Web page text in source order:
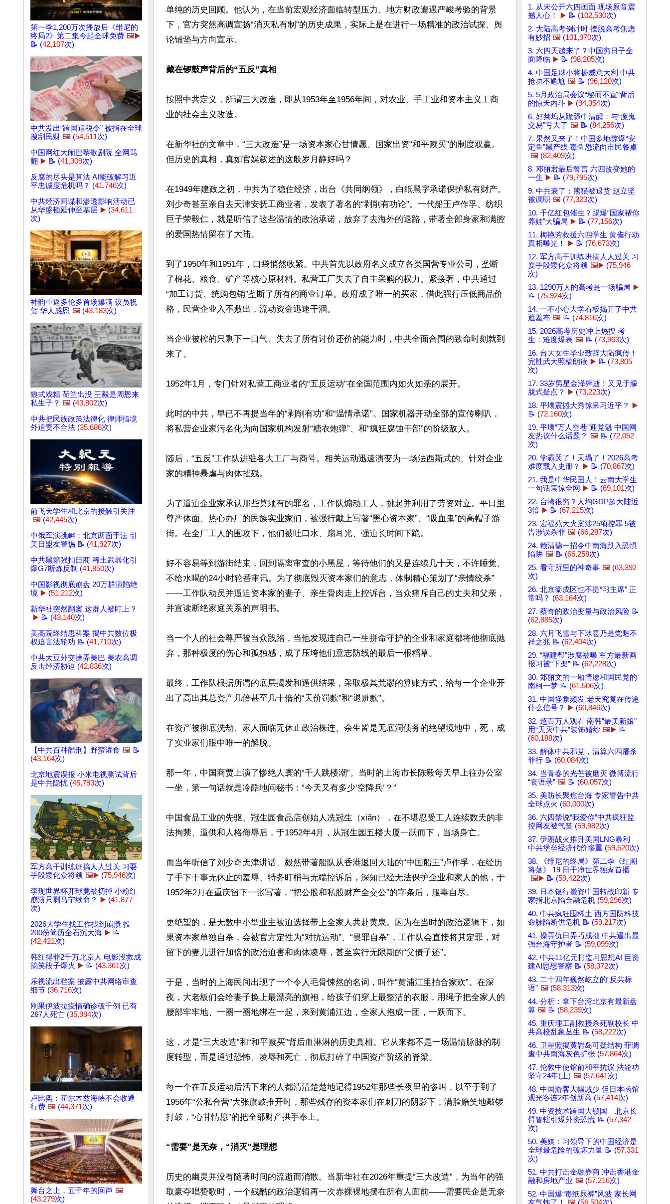
第一季1,200万次播放后《维尼的
终局2》第二集今起全球免费 🖼️▶️
📝 (42,107次)
中共发出“跨国追税令” 被指在全球
搜刮民财 🖼️ (54,511次)
中国网红大闹巴黎歌剧院 全网骂
翻 ▶️ 📝 (41,309次)
反腐的尽头是算法 AI能破解习近
平忠诚度危机吗？ (41,746次)
中共经济间谍和渗透影响活动已
从华盛顿延伸至基层 ▶️ (34,611
次)
神韵重返多伦多首场爆满 议员祝
贺 华人感恩 🖼️ (43,183次)
狼式戏精 荷兰出没 王毅是周恩来
私生子？ 🖼️ (43,802次)
中共把民族政策法律化 律师指境
外追责不合法 (35,686次)
前飞天学生和北京的接触引关注
🖼️ (42,445次)
中俄军演挑衅：北京两面手法 引
美日盟友警惕 📝 (41,927次)
中共黑箱强扣日商 稀土武器化引
爆G7断炼反制 (41,850次)
中国影视彻底崩盘 20万群演陷绝
境 ▶️ (51,212次)
新华社突然翻案 这群人被盯上？
▶️ 📝 (43,140次)
美高院终结思科案 揭中共数位极
权迫害法轮功 📝 (41,710次)
中共大豆外交操弄美巴 美农高调
反击经济胁迫 (42,836次)
【中共百种酷刑】野蛮灌食 🖼️ 📝
(43,164次)
北京地震误报 小米电视测试背后
是中共隐忧 (45,793次)
军方高干训练班搞人人过关 习耍
手段矮化众将领 🖼️▶️ (75,946次)
李现世界杯开球竟被切掉 小粉红
崩溃只剩马宁续命？
▶️ (41,877
次)
2026大学生找工作找到崩溃 投
200份简历全石沉大海 ▶️ 📝
(42,421次)
韩红得罪2千万北京人 电影没救成
搞笑段子爆火 ▶️ 📝 (43,361次)
乐视流出档案 披露中共网络审查
细节 (36,716次)
刚果伊波拉疫情确诊破千例 已有
267人死亡 (35,994次)
卢比奥：霍尔木兹海峡不会收通
行费 🖼️ (44,371次)
舞台之上，五千年的回声 🖼️
(43,279次)
单纯的历史回顾。他认为，在当前宏观经济面临转型压力、地方财政遭遇严峻考验的背景
下，官方突然高调宣扬“消灭私有制”的历史成果，实际上是在进行一场精准的政治试探、舆
论铺垫与方向宣示。
藏在锣鼓声背后的“五反”真相
按照中共定义，所谓三大改造，即从1953年至1956年间，对农业、手工业和资本主义工商
业的社会主义改造。
在新华社的文章中，“三大改造”是一场资本家心甘情愿、国家出资“和平赎买”的制度双赢。
但历史的真相，真如官媒叙述的这般岁月静好吗？
在1949年建政之初，中共为了稳住经济，出台《共同纲领》，白纸黑字承诺保护私有财产。
刘少奇甚至亲自去天津安抚工商业者，发表了著名的“剥削有功论”。一代船王卢作孚、纺织
巨子荣毅仁，就是听信了这些温情的政治承诺，放弃了去海外的退路，带著全部身家和满腔
的爱国热情留在了大陆。
到了1950年和1951年，口袋悄然收紧。中共首先以政府名义成立各类国营专业公司，垄断
了棉花、粮食、矿产等核心原材料。私营工厂失去了自主采购的权力。紧接著，中共通过
“加工订货、统购包销”垄断了所有的商业订单。政府成了唯一的买家，借此强行压低商品价
格，民营企业入不敷出，流动资金迅速干涸。
当企业被榨的只剩下一口气、失去了所有讨价还价的能力时，中共全面合围的致命时刻就到
来了。
1952年1月，专门针对私营工商业者的“五反运动”在全国范围内如火如荼的展开。
此时的中共，早已不再提当年的“剥削有功”和“温情承诺”。国家机器开动全部的宣传喇叭，
将私营企业家污名化为向国家机构发射“糖衣炮弹”、和“疯狂腐蚀干部”的阶级敌人。
随后，“五反”工作队进驻各大工厂与商号。相关运动迅速演变为一场法西斯式的、针对企业
家的精神暴虐与肉体摧残。
为了逼迫企业家承认那些莫须有的罪名，工作队煽动工人，挑起并利用了劳资对立。平日里
尊严体面、热心办厂的民族实业家们，被强行戴上写著“黑心资本家”、“吸血鬼”的高帽子游
街。在全厂工人的围攻下，他们被吐口水、扇耳光、强迫长时间下跪。
好不容易等到游街结束，回到隔离审查的小黑屋，等待他们的又是连续几十天，不许睡觉、
不给水喝的24小时轮番审讯。为了彻底毁灭资本家们的意志，体制精心策划了“亲情绞杀”
——工作队动员并逼迫资本家的妻子、亲生骨肉走上控诉台，当众痛斥自己的丈夫和父亲，
并宣读断绝家庭关系的声明书。
当一个人的社会尊严被当众践踏，当他发现连自己一生拼命守护的企业和家庭都将他彻底抛
弃，那种极度的伤心和孤独感，成了压垮他们意志防线的最后一根稻草。
最终，工作队根据所谓的底层揭发和逼供结果，采取极其荒谬的算账方式，给每一个企业开
出了高出其总资产几倍甚至几十倍的“天价罚款”和“退赃款”。
在资产被彻底洗劫、家人面临无休止政治株连、余生皆是无底洞债务的绝望境地中，死，成
了实业家们眼中唯一的解脱。
那一年，中国商贾上演了惨绝人寰的“千人跳楼潮”。当时的上海市长陈毅每天早上往办公室
一坐，第一句话就是冷酷地问秘书：“今天又有多少‘空降兵’？”
中国食品工业的先驱、冠生园食品店创始人冼冠生（xiǎn），在不堪忍受工人连续数天的非
法拘禁、逼供和人格侮辱后，于1952年4月，从冠生园五楼大厦一跃而下，当场身亡。
而当年听信了刘少奇天津讲话、毅然带著船队从香港返回大陆的“中国船王”卢作孚，在经历
了手下干事无休止的羞辱、特务盯梢与无端控诉后，深知已经无法保护企业和家人的他，于
1952年2月在重庆留下一张写著，“把公股和私股财产全交公”的字条后，服毒自尽。
更绝望的，是无数中小型业主被迫选择带上全家人共赴黄泉。因为在当时的政治逻辑下，如
果资本家单独自杀，会被官方定性为“对抗运动”、“畏罪自杀”，工作队会直接将其定罪，对
留下的妻儿进行加倍的政治迫害和肉体凌辱，甚至实行无限期的“父债子还”。
于是，当时的上海民间出现了一个令人毛骨悚然的名词，叫作“黄浦江里拍合家欢”。在深
夜，大老板们会给妻子换上最漂亮的旗袍，给孩子们穿上最整洁的衣服，用绳子把全家人的
腰部牢牢地、一圈一圈地绑在一起，来到黄浦江边，全家人抱成一团，一跃而下。
这，才是“三大改造”和“和平赎买”背后血淋淋的历史真相。它从来都不是一场温情脉脉的制
度转型，而是通过恐怖、凌辱和死亡，彻底打碎了中国资产阶级的脊梁。
每一个在五反运动后活下来的人都清清楚楚地记得1952年那些长夜里的惨叫，以至于到了
1956年“公私合营”大张旗鼓推开时，那些残存的资本家们在刺刀的阴影下，满脸赔笑地敲锣
打鼓，“心甘情愿”的把全部财产拱手奉上。
“需要”是无奈，“消灭”是理想
历史的幽灵并没有随著时间的流逝而消散。当新华社在2026年重提“三大改造”，为当年的强
取豪夺唱赞歌时，一个残酷的政治逻辑再一次赤裸裸地摆在所有人面前——需要民企是无奈
1. 从未公开六四画面 现场原音震
撼人心！
▶️ 📝 (102,530次)
2. 大陆高考倒计时 摆脱高考焦虑
有妙招 🖼️ (101,970次)
3. 六四天谴来了？中国穷日子全
面降临 ▶️ 📝 (98,205次)
4. 中国足球小将扬威意大利 中共
抢功不尴尬 🖼️ 📝 (96,120次)
5. 5月政治局会议“秘而不宣”背后
的惊天内斗 ▶️ (94,354次)
6. 好莱坞从跪舔中清醒：与“魔鬼
交易”亏大了 🖼️ 📝 (84,256次)
7. 果然又来了！中国多地惊爆“安
定鱼”黑产线 毒鱼恐流向市民餐桌
🖼️ (82,409次)
8. 邓丽君最后誓言 六四改变她的
一生 ▶️ 📝 (79,795次)
9. 中共衰了：熊猫被退货 赵立坚
被调职 🖼️ (77,323次)
10. 千亿红包催生？踢爆“国家帮你
养娃”大骗局 ▶️ 📝 (77,156次)
11. 梅艳芳救援六四学生 黄雀行动
真相曝光！
▶️ 📝 (76,673次)
12. 军方高干训练班搞人人过关 习
耍手段矮化众将领 🖼️▶️ (75,946
次)
13. 1290万人的高考是一场骗局 ▶️
📝 (75,924次)
14. 一不小心大学看板揭开了中共
遮羞布 🖼️ 📝 (74,816次)
15. 2026高考历史冲上热搜 考
生：难度爆表 🖼️ 📝 (73,963次)
16. 台大女生毕业致辞大陆疯传！
完胜武大照稿朗读 ▶️ 📝 (73,805
次)
17. 33岁男星金泽猝逝！又见于朦
胧式疑点？
▶️ (73,223次)
18. 平壤震撼大秀惊呆习近平？
▶️
📝 (72,160次)
19. 平壤“万人空巷”迎党魁 中国网
友热议什么话题？ 🖼️ 📝 (72,052
次)
20. 学霸哭了！天塌了！2026高考
难度载入史册？
▶️ 📝 (70,867次)
21. 我是中华民国人！云南大学生
一句话震惊全网 ▶️ 📝 (69,101次)
22. 台湾很穷？人均GDP超大陆近
3倍 ▶️ 📝 (67,215次)
23. 宏福苑大火案涉25项控罪 5被
告涉误杀罪 🖼️ (66,287次)
24. 赖清德一招令中南海跌入恐惧
陷阱 🖼️ 📝 (66,258次)
25. 看守所里的神奇事 🖼️ (63,392
次)
26. 北京衞戍区也不提“习主席” 正
常吗？ (63,164次)
27. 蔡奇的政治变量与政治风险 📝
(62,885次)
28. 六月飞雪与下冰雹乃是党魁不
祥之兆 📝 (62,404次)
29. “福建帮”涉腐被曝 军方最新画
报习被“下架” 📝 (62,228次)
30. 郑丽文的一厢情愿和国民党的
南柯一梦 📝 (61,506次)
31. 中国怪象频发 老天究竟在传递
什么信号？
▶️ (60,846次)
32. 超百万人观看 南韩“最美新娘”
用“天灭中共”装饰婚纱 🖼️▶️ 📝
(60,188次)
33. 解体中共邪党，清算六四屠杀
罪行 📝 (60,084次)
34. 当青春的光芒被磨灭 微博流行
“丧语录” 🖼️ 📝 (60,057次)
35. 美防长聚焦台海 专家警告中共
全球点火 (60,000次)
36. 六四禁说“我爱你”中共疯狂监
控网友被气笑 (59,982次)
37. 伊朗战火推升美国LNG暴利
中共堡垒经济代价惨重 (59,520次)
38. 《维尼的终局》第二季《红潮
将落》 19 日干净世界独家首播
🖼️▶️ 📝 (59,422次)
39. 日本银行撤资中国转战印新 专
家指北京陷金融危机 (59,296次)
40. 中共疯狂囤稀土 西方国防科技
命脉陷断供危机 📝 (59,217次)
41. 操弄仇日弄巧成拙 中共逼出最
强台海守护者 📝 (59,099次)
42. 中共11亿元打造习思想AI 巨资
建AI思想警察 📝 (58,372次)
43. 二十四年巍然屹立的“反共标
语” 🖼️ (58,313次)
44. 分析：拿下台湾北京有最新盘
算 🖼️ 📝 (58,239次)
45. 重庆理工副教授杀死副校长 中
共高校乱象丛生 📝 (58,222次)
46. 卫星照揭黄岩岛可疑结构 菲调
查中共南海灰色扩张 (57,864次)
47. 伦敦中使馆前和平抗议 法轮功
坚守24年(上) 🖼️ (57,641次)
48. 中国游客大幅减少 但日本函馆
观光客连2年创新高 (57,414次)
49. 中资技术跨国大锁国 北京长
臂管辖引爆外资恐慌 📝 (57,342
次)
50. 美媒：习领导下的中国经济是
全球最危险的破坏力量 📝 (57,331
次)
51. 中共打击金融券商 冲击香港金
融和房地产业 🖼️ (57,216次)
52. 中国爆“毒纸尿裤”风波 家长网